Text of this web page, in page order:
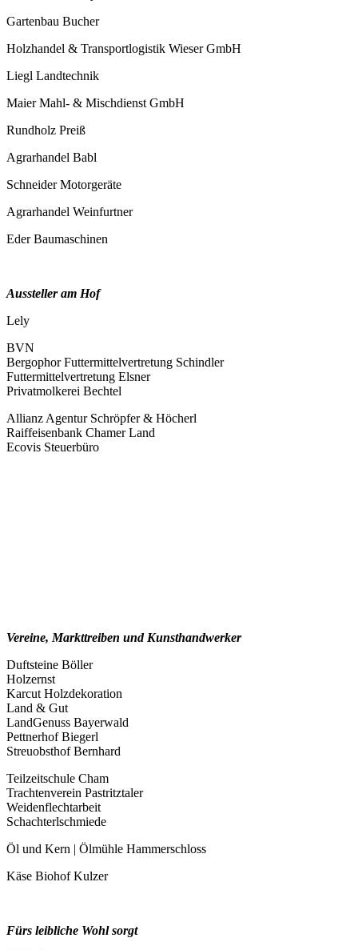
Gartenbau Bucher
Holzhandel & Transportlogistik Wieser GmbH
Liegl Landtechnik
Maier Mahl- & Mischdienst GmbH
Rundholz Preiß
Agrarhandel Babl
Schneider Motorgeräte
Agrarhandel Weinfurtner
Eder Baumaschinen
Aussteller am Hof
Lely
BVN
Bergophor Futtermittelvertretung Schindler
Futtermittelvertretung Elsner
Privatmolkerei Bechtel
Allianz Agentur Schröpfer & Höcherl
Raiffeisenbank Chamer Land
Ecovis Steuerbüro
Vereine, Markttreiben und Kunsthandwerker
Duftsteine Böller
Holzernst
Karcut Holzdekoration
Land & Gut
LandGenuss Bayerwald
Pettnerhof Biegerl
Streuobsthof Bernhard
Teilzeitschule Cham
Trachtenverein Pastritztaler
Weidenflechtarbeit
Schachterlschmiede
Öl und Kern | Ölmühle Hammerschloss
Käse Biohof Kulzer
Fürs leibliche Wohl sorgt